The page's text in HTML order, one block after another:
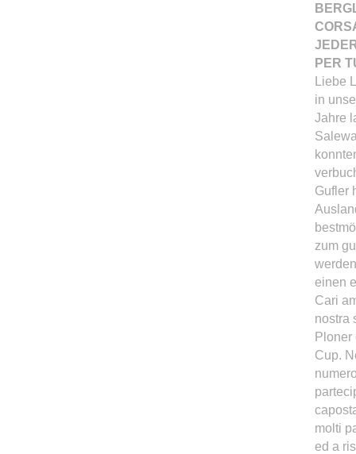
PER
Liebe
in
Jahre
Gufler
zum
einen
Cari
nostra
Ploner
Cup.
molti
ed a